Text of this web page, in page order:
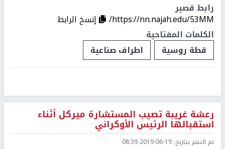
رابط قصير
https://nn.najah.edu/53MM/
إنسخ الرابط
الكلمات المفتاحية
قطة روسية
اطراف صناعية
رعشة غريبة تصيب المستشارة ميركل أثناء
استقبالها الرئيس الأوكراني
تم النشر بتاريخ: 2019-06-19 08:39